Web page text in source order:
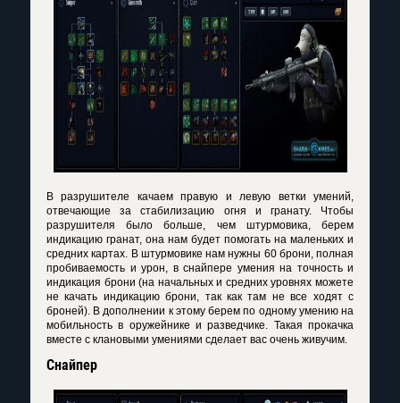
В разрушителе качаем правую и левую ветки умений,
отвечающие за стабилизацию огня и гранату. Чтобы
разрушителя было больше, чем штурмовика, берем
индикацию гранат, она нам будет помогать на маленьких и
средних картах. В штурмовике нам нужны 60 брони, полная
пробиваемость и урон, в снайпере умения на точность и
индикация брони (на начальных и средних уровнях можете
не качать индикацию брони, так как там не все ходят с
броней). В дополнении к этому берем по одному умению на
мобильность в оружейнике и разведчике. Такая прокачка
вместе с клановыми умениями сделает вас очень живучим.
Снайпер